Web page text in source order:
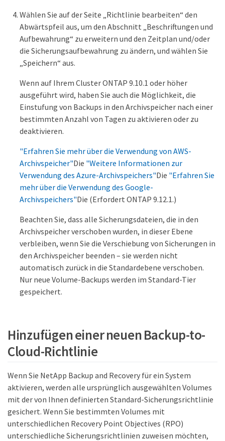
Wählen Sie auf der Seite „Richtlinie bearbeiten“ den
Abwärtspfeil aus, um den Abschnitt „Beschriftungen und
Aufbewahrung“ zu erweitern und den Zeitplan und/oder
die Sicherungsaufbewahrung zu ändern, und wählen Sie
„Speichern“ aus.
Wenn auf Ihrem Cluster ONTAP 9.10.1 oder höher
ausgeführt wird, haben Sie auch die Möglichkeit, die
Einstufung von Backups in den Archivspeicher nach einer
bestimmten Anzahl von Tagen zu aktivieren oder zu
deaktivieren.
"Erfahren Sie mehr über die Verwendung von AWS-
Archivspeicher"Die "Weitere Informationen zur
Verwendung des Azure-Archivspeichers"Die "Erfahren Sie
mehr über die Verwendung des Google-
Archivspeichers"Die (Erfordert ONTAP 9.12.1.)
Beachten Sie, dass alle Sicherungsdateien, die in den
Archivspeicher verschoben wurden, in dieser Ebene
verbleiben, wenn Sie die Verschiebung von Sicherungen in
den Archivspeicher beenden – sie werden nicht
automatisch zurück in die Standardebene verschoben.
Nur neue Volume-Backups werden im Standard-Tier
gespeichert.
Hinzufügen einer neuen Backup-to-
Cloud-Richtlinie
Wenn Sie NetApp Backup and Recovery für ein System
aktivieren, werden alle ursprünglich ausgewählten Volumes
mit der von Ihnen definierten Standard-Sicherungsrichtlinie
gesichert. Wenn Sie bestimmten Volumes mit
unterschiedlichen Recovery Point Objectives (RPO)
unterschiedliche Sicherungsrichtlinien zuweisen möchten,